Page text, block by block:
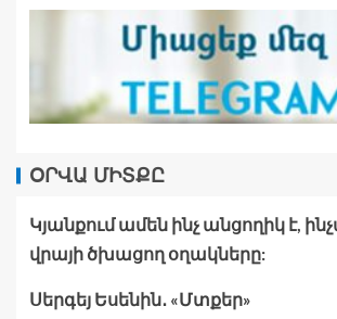
ՕՐՎԱ ՄԻՏՔԸ
Կյանքում ամեն ինչ անցողիկ է,
վրայի ծխացող օղակները:
Սերգեյ Եսենին․ «Մտքեր»